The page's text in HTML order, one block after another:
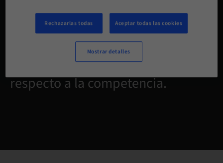
ASPECTOS A DESTACAR
Opciones de tratamiento dental
innovadoras para destacar
respecto a la competencia.
Rechazarlas todas Aceptar todas las cookies
Mostrar detalles